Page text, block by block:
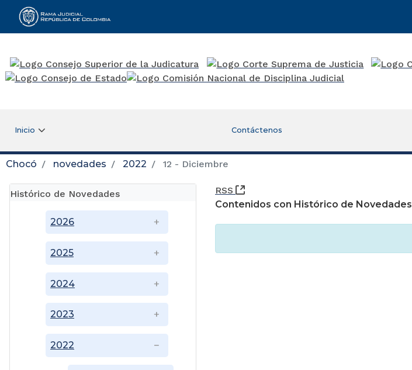
Rama Judicial
Inicio Contáctenos
Chocó novedades 2022 12 - Diciembre
Histórico de Novedades
2022
2023
2024
2025
2026
RSS
(Abre una nueva ventana)
Contenidos con Histórico de Novedades